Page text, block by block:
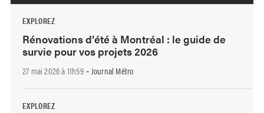
EXPLOREZ
Rénovations d’été à Montréal : le guide de
survie pour vos projets 2026
27 mai 2026 à 11h59- Journal Métro
EXPLOREZ